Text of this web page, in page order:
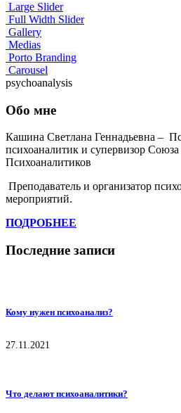
Large Slider
Full Width Slider
Gallery
Medias
Porto Branding
Carousel
psychoanalysis
Обо мне
Кашина Светлана Геннадьевна –
психоаналитик и супервизор
Психоаналитиков
Преподаватель и организатор
мероприятий.
ПОДРОБНЕЕ
Последние записи
Кому нужен психоанализ?
27.11.2021
Что делают психоаналитики?